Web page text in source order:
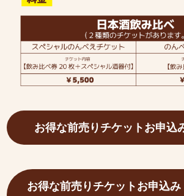
お得な前売りチケットお申込
お得な前売りチケットお申込み